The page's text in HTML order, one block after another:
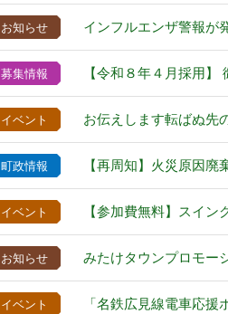
お知らせ インフルエンザ警報が
募集情報 【令和８年４月採用】
イベント お伝えします転ばぬ先
町政情報 【再周知】火災原因
イベント 【参加費無料】スイ
お知らせ みたけタウンプロモー
イベント 「名鉄広見線電車応援